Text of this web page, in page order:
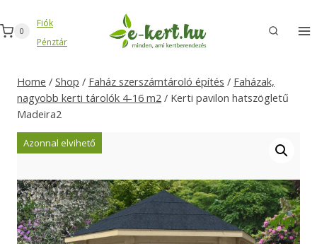
to
content
0
Fiók
Pénztár
Home / Shop / Faház szerszámtároló építés / Faházak,
nagyobb kerti tárolók 4-16 m2 / Kerti pavilon hatszögletű
Madeira2
Azonnal elvihető